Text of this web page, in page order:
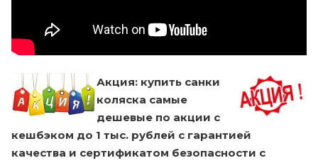
Акция: купить санки
коляска самые
дешевые по акции с
кешбэком до 1 тыс. рублей с гарантией
качества и сертификатом безопасности с